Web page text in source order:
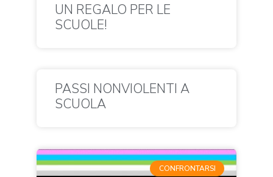
UN REGALO PER LE
SCUOLE!
PASSI NONVIOLENTI A
SCUOLA
CONFRONTARSI